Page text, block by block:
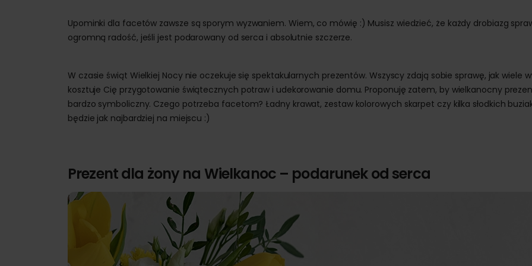
Upominki dla facetów zawsze są sporym wyzwaniem. Wiem, co mówię :) Musisz wiedzieć, że każdy drobiazg
ogromną radość, jeśli jest podarowany od serca i absolutnie szczerze.
W czasie świąt Wielkiej Nocy nie oczekuje się spektakularnych prezentów. Wszyscy zdają sobie sprawę, jak wiele
kosztuje Cię przygotowanie świątecznych potraw i udekorowanie domu. Proponuję zatem, by wielkanocny
bardzo symboliczny. Czego potrzeba facetom? Ładny krawat, zestaw kolorowych skarpet czy kilka słodkich
będzie jak najbardziej na miejscu :)
Prezent dla żony na Wielkanoc – podarunek od serca